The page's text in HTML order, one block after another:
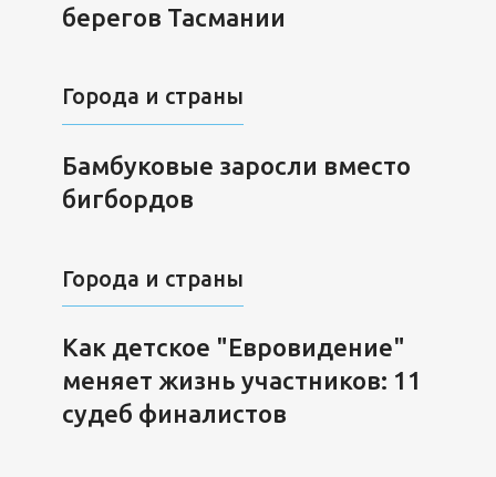
берегов Тасмании
Города и страны
Бамбуковые заросли вместо
бигбордов
Города и страны
Как детское "Евровидение"
меняет жизнь участников: 11
судеб финалистов